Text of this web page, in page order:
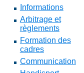
Informations
Arbitrage et
règlements
Formation des
cadres
Communication